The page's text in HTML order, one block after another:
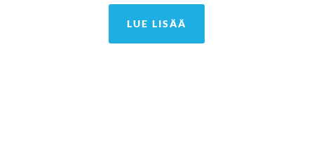
LUE LISÄÄ